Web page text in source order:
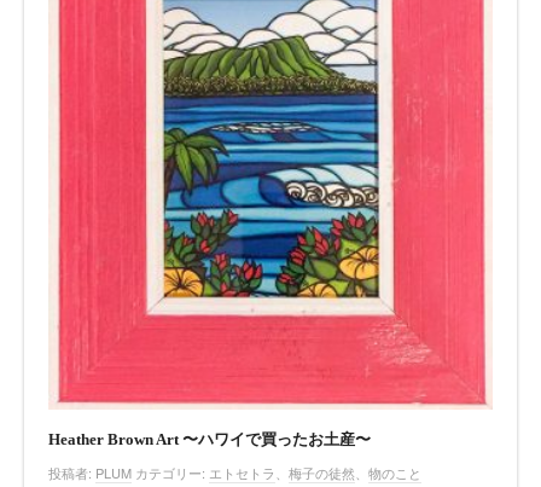
Heather Brown Art 〜ハワイで買ったお土産〜
投稿者: PLUM カテゴリー: エトセトラ 梅子の徒然 物のこと